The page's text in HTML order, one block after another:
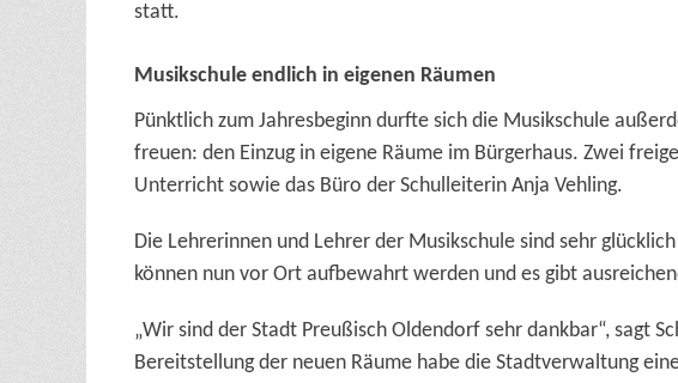
statt.
Musikschule endlich in eigenen Räumen
Pünktlich zum Jahresbeginn durfte sich die Musikschule
freuen: den Einzug in eigene Räume im Bürgerhaus. Zwei
Unterricht sowie das Büro der Schulleiterin Anja Vehling.
Die Lehrerinnen und Lehrer der Musikschule sind sehr
können nun vor Ort aufbewahrt werden und es gibt
„Wir sind der Stadt Preußisch Oldendorf sehr dankbar“, sagt
Bereitstellung der neuen Räume habe die Stadtverwaltung